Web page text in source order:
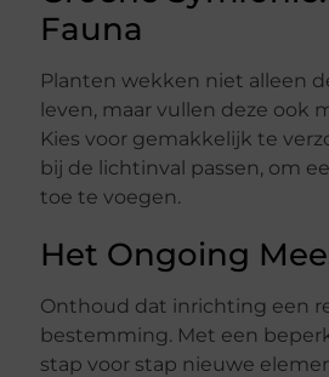
Fauna
Planten wekken niet alleen
leven, maar vullen deze ook
Kies voor gemakkelijk te
bij de lichtinval passen, om
toe te voegen.
Het Ongoing
Onthoud dat inrichting een
bestemming. Met een
stap voor stap nieuwe